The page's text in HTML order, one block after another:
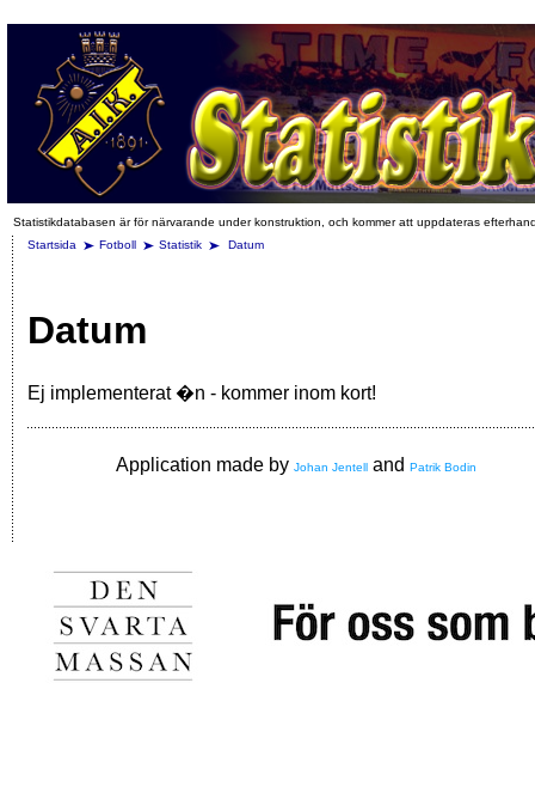
Statistikdatabasen är för närvarande under konstruktion, och kommer att uppdateras
Startsida
Fotboll Statistik Datum
Datum
Ej implementerat �n - kommer inom kort!
Application made by Johan Jentell and Patrik Bodin